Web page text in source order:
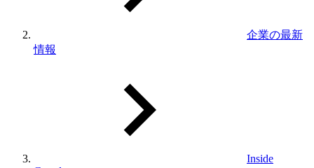
企業の最新
情報
Inside